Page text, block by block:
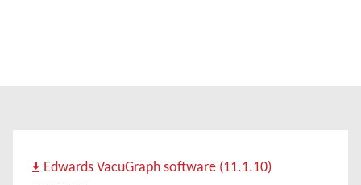
Edwards VacuGraph software (11.1.10)